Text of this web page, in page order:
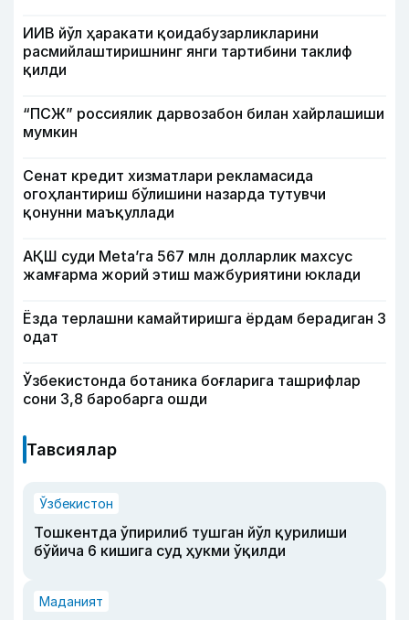
ИИВ йўл ҳаракати қоидабузарликларини
расмийлаштиришнинг янги тартибини таклиф
қилди
“ПСЖ” россиялик дарвозабон билан хайрлашиши
мумкин
Сенат кредит хизматлари рекламасида
огоҳлантириш бўлишини назарда тутувчи
қонунни маъқуллади
АҚШ суди Meta’га 567 млн долларлик махсус
жамғарма жорий этиш мажбуриятини юклади
Ёзда терлашни камайтиришга ёрдам берадиган 3
одат
Ўзбекистонда ботаника боғларига ташрифлар
сони 3,8 баробарга ошди
Тавсиялар
Ўзбекистон
Тошкентда ўпирилиб тушган йўл қурилиши
бўйича 6 кишига суд ҳукми ўқилди
Маданият